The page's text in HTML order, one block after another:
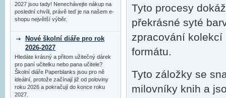
Tyto procesy
překrásné syté
zpracování kolekcí
formátu.
Tyto záložky se
milovníky knih a
2027 jsou tady! Nenechávejte nákup na
poslední chvíli, právě teď je na našem e-
shopu největší výběr.
Nové školní diáře pro rok
2026-2027
Hledáte krásný a přitom užitečný dárek
pro paní učitelku nebo pana učitele?
Školní diáře Paperblanks jsou pro ně
ideální, protože začínají již od poloviny
roku 2026 a pokračují do konce roku
2027.